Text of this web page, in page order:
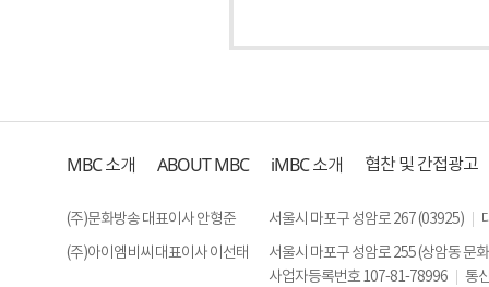
MBC소개 ABOUT MBC iMBC소개 협찬 및 간접광고
(주)문화방송 대표이사 안형준 서울시 마포구 성암로 267 (03925)
(주)아이엠비씨 대표이사 이선태
서울시 마포구 성암로 255 (상암동 문
사업자등록번호 107-81-78996
통